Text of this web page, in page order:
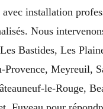
installation
Nous
Bastides, Les
Provence, Meyreuil,
le-Rouge,